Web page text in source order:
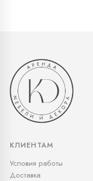
КЛИЕНТАМ
Условия работы
Доставка